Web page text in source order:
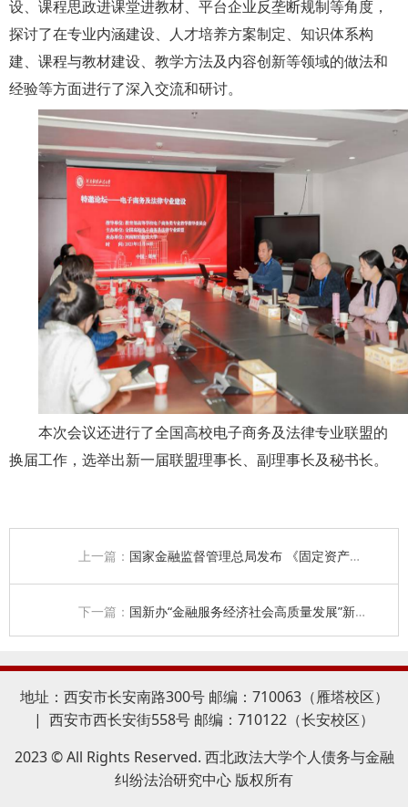
设、课程思政进课堂进教材、平台企业反垄断规制等角度，
探讨了在专业内涵建设、人才培养方案制定、知识体系构
建、课程与教材建设、教学方法及内容创新等领域的做法和
经验等方面进行了深入交流和研讨。
本次会议还进行了全国高校电子商务及法律专业联盟的
换届工作，选举出新一届联盟理事长、副理事长及秘书长。
上一篇： 国家金融监督管理总局发布 《固定资产贷款管理办法》《流动资金贷款管理办法》《个人贷款管理办法》
下一篇： 国新办“金融服务经济社会高质量发展”新闻发布会现场实录
地址：西安市长安南路300号 邮编：710063（雁塔校区）
| 西安市西长安街558号 邮编：710122（长安校区）
2023 © All Rights Reserved. 西北政法大学个人债务与金融
纠纷法治研究中心 版权所有